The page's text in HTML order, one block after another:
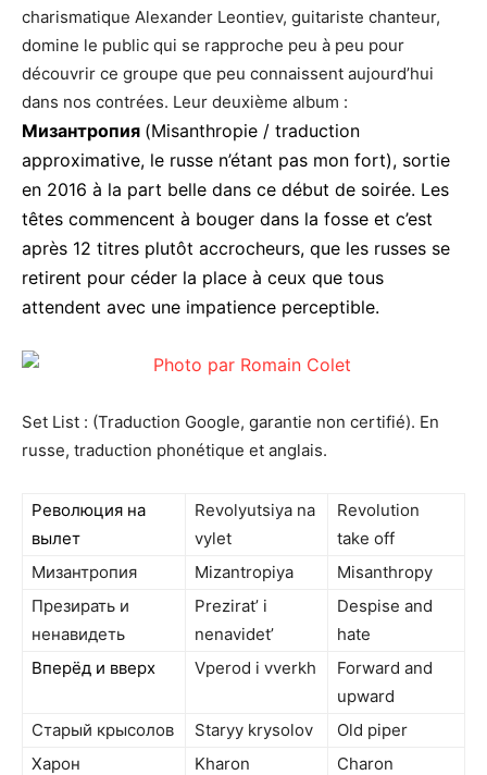
charismatique Alexander Leontiev, guitariste chanteur,
domine le public qui se rapproche peu à peu pour
découvrir ce groupe que peu connaissent aujourd’hui
dans nos contrées. Leur deuxième album :
Мизантропия (Misanthropie / traduction
approximative, le russe n’étant pas mon fort), sortie
en 2016 à la part belle dans ce début de soirée. Les
têtes commencent à bouger dans la fosse et c’est
après 12 titres plutôt accrocheurs, que les russes se
retirent pour céder la place à ceux que tous
attendent avec une impatience perceptible.
Set List : (Traduction Google, garantie non certifié). En
russe, traduction phonétique et anglais.
Революция на
вылет
Revolyutsiya na
vylet
Revolution
take off
Мизантропия
Mizantropiya
Misanthropy
Презирать и
ненавидеть
Prezirat’ i
nenavidet’
Despise and
hate
Вперёд и вверх
Vperod i vverkh
Forward and
upward
Старый крысолов
Staryy krysolov
Old piper
Харон
Kharon
Charon